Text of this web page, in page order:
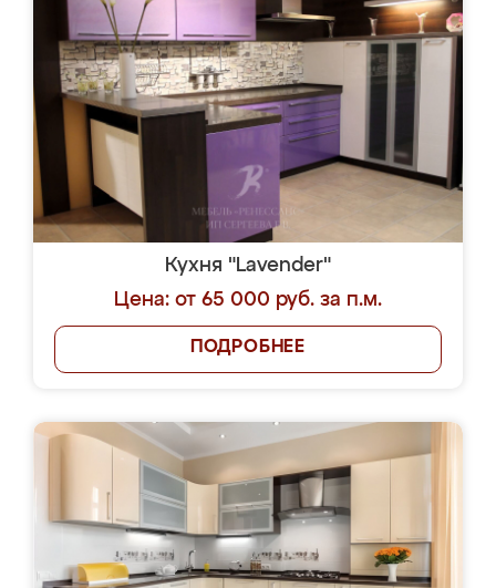
Кухня "Lavender"
Цена: от 65 000 руб. за п.м.
ПОДРОБНЕЕ